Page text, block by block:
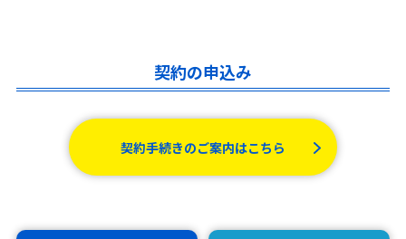
契約の申込み
契約手続きのご案内はこちら